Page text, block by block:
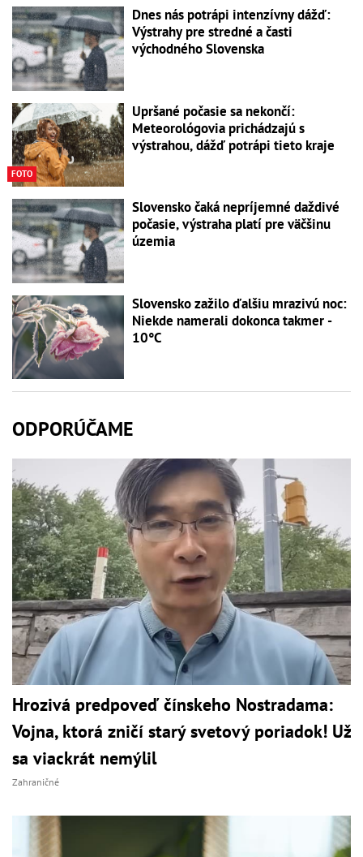
Dnes nás potrápi intenzívny dážď:
Výstrahy pre stredné a časti
východného Slovenska
FOTO
Upršané počasie sa nekončí:
Meteorológovia prichádzajú s
výstrahou, dážď potrápi tieto kraje
Slovensko čaká nepríjemné daždivé
počasie, výstraha platí pre väčšinu
územia
Slovensko zažilo ďalšiu mrazivú noc:
Niekde namerali dokonca takmer -
10°C
ODPORÚČAME
Hrozivá predpoveď čínskeho Nostradama:
Vojna, ktorá zničí starý svetový poriadok! Už
sa viackrát nemýlil
Zahraničné